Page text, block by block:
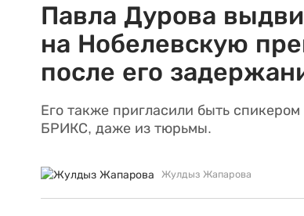
Павла Дурова
на Нобелевскую
после его
Его также пригласили быть
БРИКС, даже из тюрьмы.
Жулдыз Жапарова